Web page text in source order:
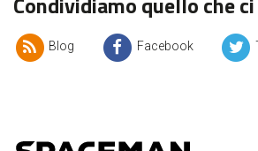
Blog Facebook